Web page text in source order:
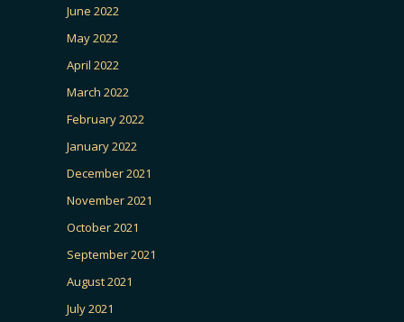
June 2022
May 2022
April 2022
March 2022
February 2022
January 2022
December 2021
November 2021
October 2021
September 2021
August 2021
July 2021